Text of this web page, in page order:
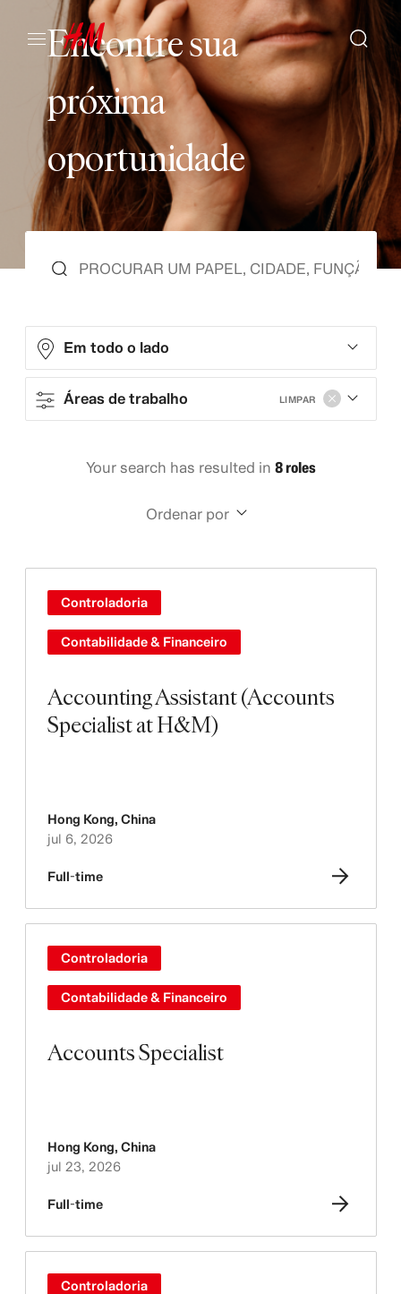
Encontresua
próxima
oportunidade
Em todo o lado
Áreas de trabalho LIMPAR
Your search has resulted in 8 roles
Ordenar por
Accounting Assistant (Accounts
Specialist at H&M)
Controladoria
Contabilidade & Financeiro
Hong Kong, China
jul 6, 2026
Full-time
Accounts Specialist
Controladoria
Contabilidade & Financeiro
Hong Kong, China
jul 23, 2026
Full-time
Controladoria